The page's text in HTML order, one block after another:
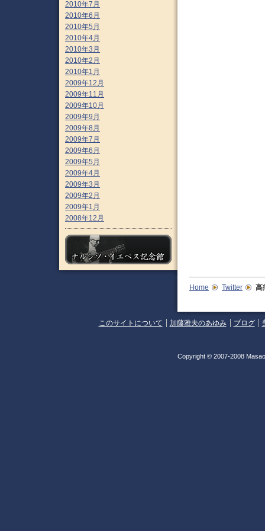
2010年7月
2010年6月
2010年5月
2010年4月
2010年3月
2010年2月
2010年1月
2009年12月
2009年11月
2009年10月
2009年9月
2009年8月
2009年7月
2009年6月
2009年5月
2009年4月
2009年3月
2009年2月
2009年1月
2008年12月
Home Twitter 高
このサイトについて 加藤雅夫のあゆみ ブログ
Copyright © 2007-2008